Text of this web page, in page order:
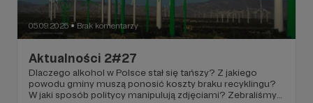
05.09.2025 ● Brak komentarzy
Aktualności 2#27
Dlaczego alkohol w Polsce stał się tańszy? Z jakiego
powodu gminy muszą ponosić koszty braku recyklingu?
W jaki sposób politycy manipulują zdjęciami? Zebraliśmy